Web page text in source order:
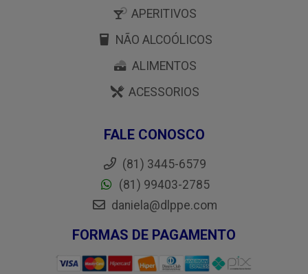
APERITIVOS
NÃO ALCOÓLICOS
ALIMENTOS
ACESSORIOS
FALE CONOSCO
(81) 3445-6579
(81) 99403-2785
daniela@dlppe.com
FORMAS DE PAGAMENTO